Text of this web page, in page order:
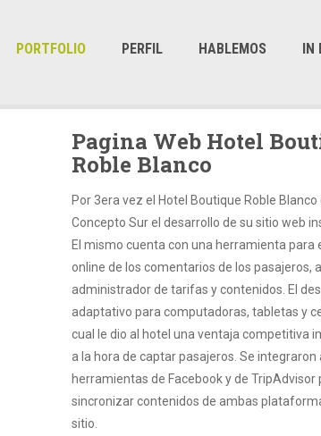
PORTFOLIO PERFIL HABLEMOS IN
Pagina Web Hotel
Roble Blanco
Por 3era vez el Hotel Boutique Roble Blanco
Concepto Sur el desarrollo de su sitio web
El mismo cuenta con una herramienta para
online de los comentarios de los pasajeros,
administrador de tarifas y contenidos. El
adaptativo para computadoras, tabletas y
cual le dio al hotel una ventaja competitiva
a la hora de captar pasajeros. Se integraron
herramientas de Facebook y de TripAdvisor
sincronizar contenidos de ambas
sitio.